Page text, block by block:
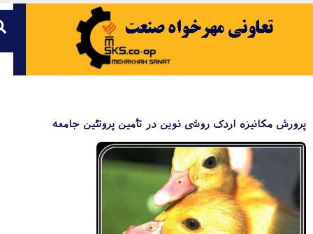
پرورش مکانیزه اردک روشی نوین در تأمین پروتئین جامعه